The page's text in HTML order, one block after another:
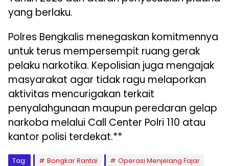
yang berlaku.
Polres Bengkalis menegaskan komitmennya
untuk terus mempersempit ruang gerak
pelaku narkotika. Kepolisian juga mengajak
masyarakat agar tidak ragu melaporkan
aktivitas mencurigakan terkait
penyalahgunaan maupun peredaran gelap
narkoba melalui Call Center Polri 110 atau
kantor polisi terdekat.**
Tag: Bongkar Rantai
Operasi Menjelang Fajar